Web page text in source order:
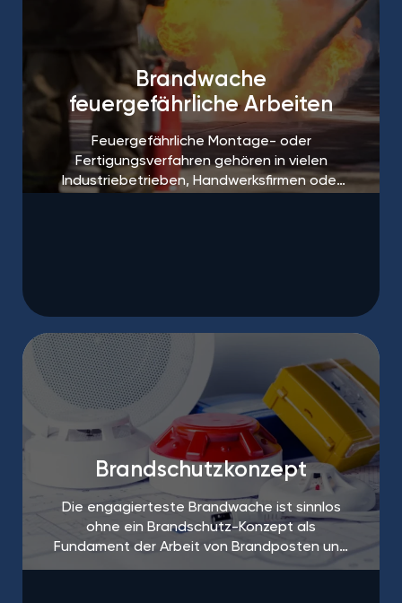
Brandwache
feuergefährliche Arbeiten
Feuergefährliche Montage- oder
Fertigungsverfahren gehören in vielen
Industriebetrieben, Handwerksfirmen oder
Brandschutzkonzept
Die engagierteste Brandwache ist sinnlos
ohne ein Brandschutz-Konzept als
Fundament der Arbeit von Brandposten und